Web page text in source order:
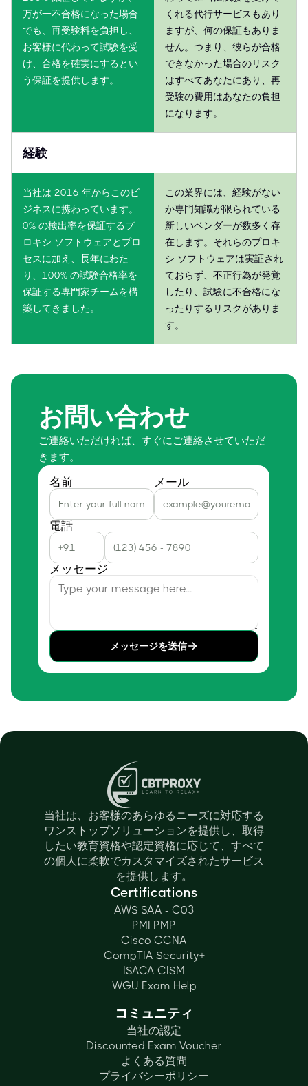
万が一不合格になった場合
でも、再受験料を負担し、
お客様に代わって試験を受
け、合格を確実にするとい
う保証を提供します。
くれる代行サービスもあり
ますが、何の保証もありま
せん。つまり、彼らが合格
できなかった場合のリスク
はすべてあなたにあり、再
受験の費用はあなたの負担
になります。
経験
当社は 2016 年からこのビ
ジネスに携わっています。
0% の検出率を保証するプ
ロキシ ソフトウェアとプロ
セスに加え、長年にわた
り、100% の試験合格率を
保証する専門家チームを構
築してきました。
この業界には、経験がない
か専門知識が限られている
新しいベンダーが数多く存
在します。それらのプロキ
シ ソフトウェアは実証され
ておらず、不正行為が発覚
したり、試験に不合格にな
ったりするリスクがありま
す。
お問い合わせ
ご連絡いただければ、すぐにご連絡させていただ
きます。
名前 メール
電話
メッセージ
メッセージを送信
当社は、お客様のあらゆるニーズに対応する
ワンストップソリューションを提供し、取得
したい教育資格や認定資格に応じて、すべて
の個人に柔軟でカスタマイズされたサービス
を提供します。
Certifications
AWS SAA - C03
PMI PMP
Cisco CCNA
CompTIA Security+
ISACA CISM
WGU Exam Help
コミュニティ
当社の認定
Discounted Exam Voucher
よくある質問
プライバシーポリシー